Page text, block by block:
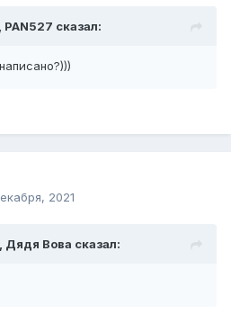
PAN527 сказал:
2021
Дядя Вова сказал: